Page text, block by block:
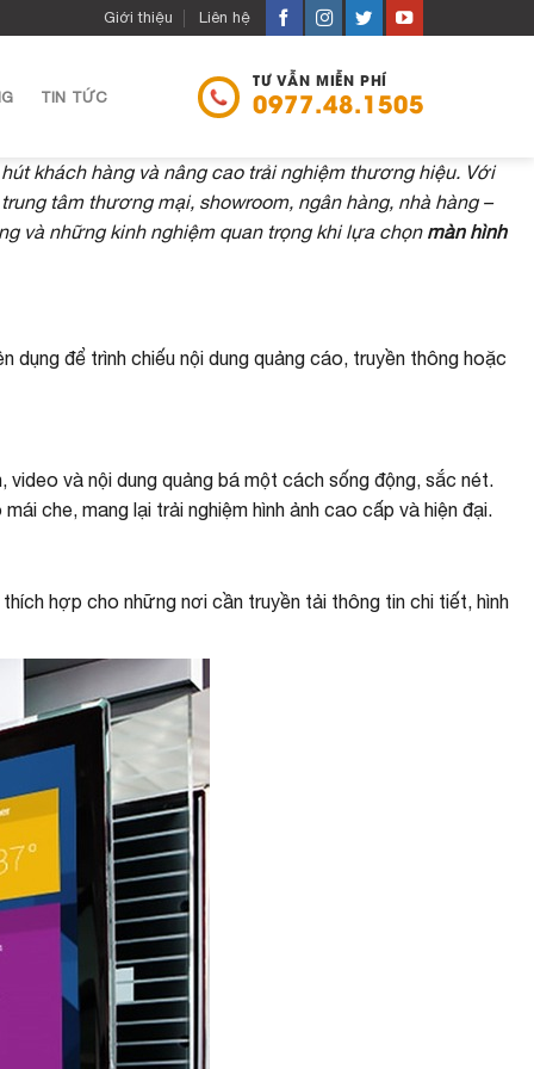
Giới thiệu Liên hệ
TIN TỨC
TƯ VẪN MIỄN PHÍ
0977.48.1505
khách hàng và nâng cao trải nghiệm thương hiệu. Với
tâm thương mại, showroom, ngân hàng, nhà hàng –
và những kinh nghiệm quan trọng khi lựa chọn màn hình
dụng để trình chiếu nội dung quảng cáo, truyền thông hoặc
video và nội dung quảng bá một cách sống động, sắc nét.
che, mang lại trải nghiệm hình ảnh cao cấp và hiện đại.
hợp cho những nơi cần truyền tải thông tin chi tiết, hình